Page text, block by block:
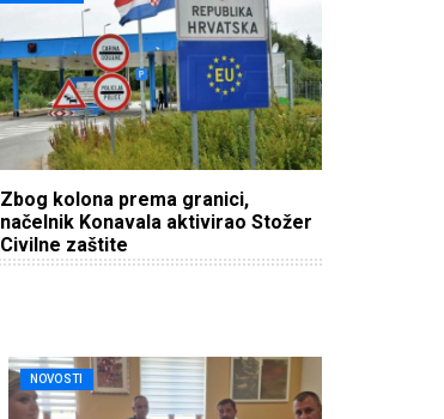
Zbog kolona prema granici,
načelnik Konavala aktivirao Stožer
Civilne zaštite
NOVOSTI